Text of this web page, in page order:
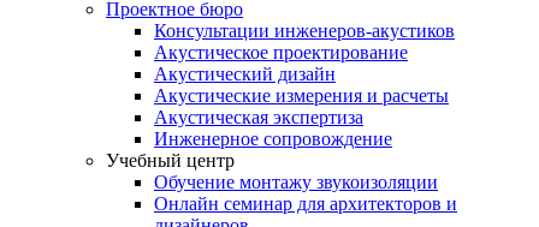
Проектное бюро
Консультации инженеров-акустиков
Акустическое проектирование
Акустический дизайн
Акустические измерения и расчеты
Акустическая экспертиза
Инженерное сопровождение
Учебный центр
Обучение монтажу звукоизоляции
Онлайн семинар для архитекторов и